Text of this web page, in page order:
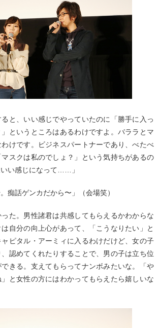
ると、いい感じでやっていたのに「勝手に入っ
というところはあるわけですよ。バララとマ
けです。ビジネスパートナーであり、べたべ
スクは私のでしょ？」という気持ちがあるの
い感じになって……」
痴話ゲンカだから〜」（会場笑）
った。男性諸君は共感してもらえるかわからな
自分の向上心があって、「こうなりたい」と
ピタル・アーミィに入るわけだけど、女の子
認めてくれたりすることで、男の子は立ち位
きる。支えてもらってナンボみたいな。「や
と女性の方にはわかってもらえたら嬉しいな